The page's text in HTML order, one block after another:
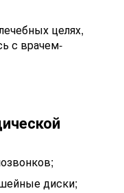
целях,
с врачем-
диски;